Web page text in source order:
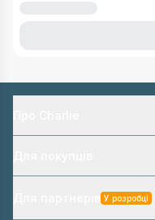
У розробці